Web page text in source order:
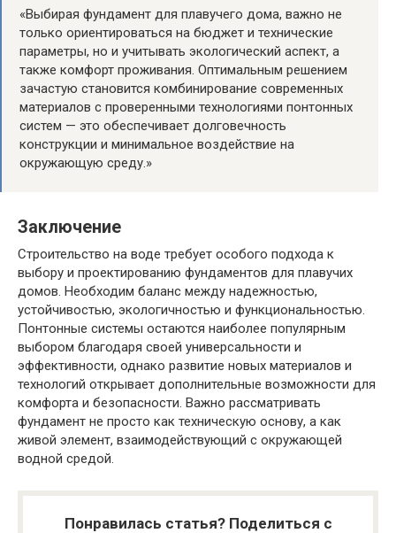
«Выбирая фундамент для плавучего дома, важно не
только ориентироваться на бюджет и технические
параметры, но и учитывать экологический аспект, а
также комфорт проживания. Оптимальным решением
зачастую становится комбинирование современных
материалов с проверенными технологиями понтонных
систем — это обеспечивает долговечность
конструкции и минимальное воздействие на
окружающую среду.»
Заключение
Строительство на воде требует особого подхода к
выбору и проектированию фундаментов для плавучих
домов. Необходим баланс между надежностью,
устойчивостью, экологичностью и функциональностью.
Понтонные системы остаются наиболее популярным
выбором благодаря своей универсальности и
эффективности, однако развитие новых материалов и
технологий открывает дополнительные возможности для
комфорта и безопасности. Важно рассматривать
фундамент не просто как техническую основу, а как
живой элемент, взаимодействующий с окружающей
водной средой.
Понравилась статья? Поделиться с